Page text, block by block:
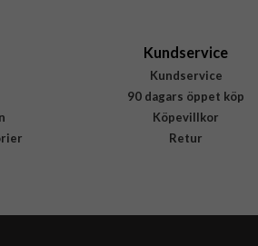
Kundservice
Kundservice
90 dagars öppet köp
Köpevillkor
Retur